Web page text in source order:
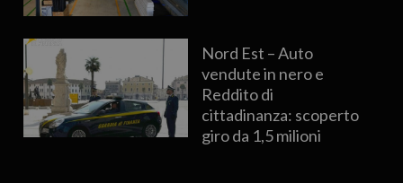
Nord Est – Auto
vendute in nero e
Reddito di
cittadinanza: scoperto
giro da 1,5 milioni